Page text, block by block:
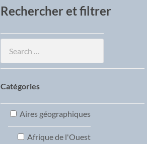
Rechercher et filtrer
Catégories
Aires géographiques
Afrique de l'Ouest